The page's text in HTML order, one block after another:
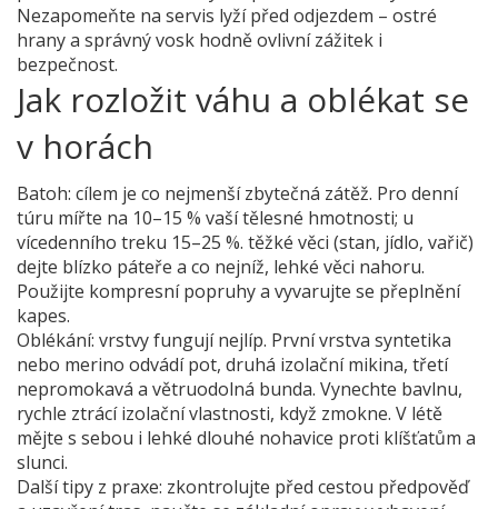
Nezapomeňte na servis lyží před odjezdem – ostré
hrany a správný vosk hodně ovlivní zážitek i
bezpečnost.
Jak rozložit váhu a oblékat se
v horách
Batoh: cílem je co nejmenší zbytečná zátěž. Pro denní
túru mířte na 10–15 % vaší tělesné hmotnosti; u
vícedenního treku 15–25 %. těžké věci (stan, jídlo, vařič)
dejte blízko páteře a co nejníž, lehké věci nahoru.
Použijte kompresní popruhy a vyvarujte se přeplnění
kapes.
Oblékání: vrstvy fungují nejlíp. První vrstva syntetika
nebo merino odvádí pot, druhá izolační mikina, třetí
nepromokavá a větruodolná bunda. Vynechte bavlnu,
rychle ztrácí izolační vlastnosti, když zmokne. V létě
mějte s sebou i lehké dlouhé nohavice proti klíšťatům a
slunci.
Další tipy z praxe: zkontrolujte před cestou předpověď